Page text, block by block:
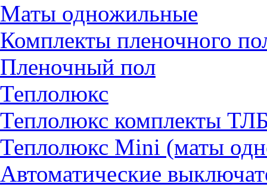
Маты одножильные
Комплекты пленочного
Пленочный пол
Теплолюкс
Теплолюкс комплекты
Теплолюкс Mini (маты
Автоматические